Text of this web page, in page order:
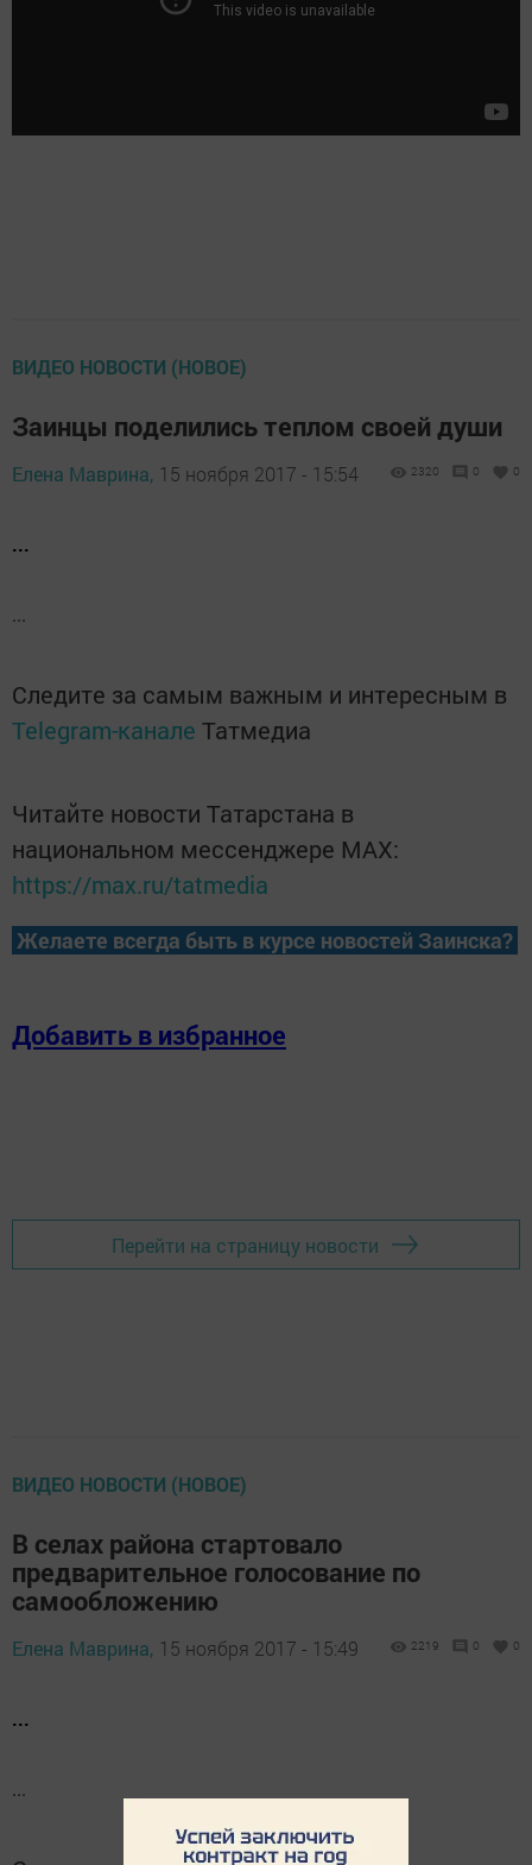
ВИДЕО НОВОСТИ (НОВОЕ)
Заинцы поделились теплом своей души
Елена Маврина, 15 ноября 2017 - 15:54 2320 0 0
...
...
Следите за самым важным и интересным в
Telegram-канале Татмедиа
Читайте новости Татарстана в
национальном мессенджере MАХ:
https://max.ru/tatmedia
Желаете всегда быть в курсе новостей Заинска?
Добавить в избранное
Перейти на страницу новости
ВИДЕО НОВОСТИ (НОВОЕ)
В селах района стартовало
предварительное голосование по
самообложению
Елена Маврина, 15 ноября 2017 - 15:49 2219 0 0
...
...